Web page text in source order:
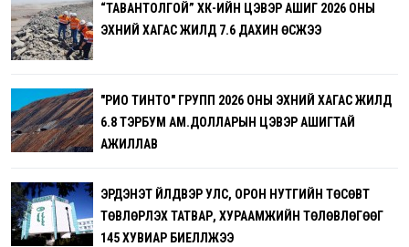
“ТАВАНТОЛГОЙ” ХК-ИЙН ЦЭВЭР АШИГ 2026 ОНЫ
ЭХНИЙ ХАГАС ЖИЛД 7.6 ДАХИН ӨСЖЭЭ
"РИО ТИНТО" ГРУПП 2026 ОНЫ ЭХНИЙ ХАГАС ЖИЛД
6.8 ТЭРБУМ АМ.ДОЛЛАРЫН ЦЭВЭР АШИГТАЙ
АЖИЛЛАВ
ЭРДЭНЭТ ҮЙЛДВЭР УЛС, ОРОН НУТГИЙН ТӨСӨВТ
ТӨВЛӨРҮҮЛЭХ ТАТВАР, ХУРААМЖИЙН ТӨЛӨВЛӨГӨӨГ
145 ХУВИАР БИЕЛҮҮЛЖЭЭ